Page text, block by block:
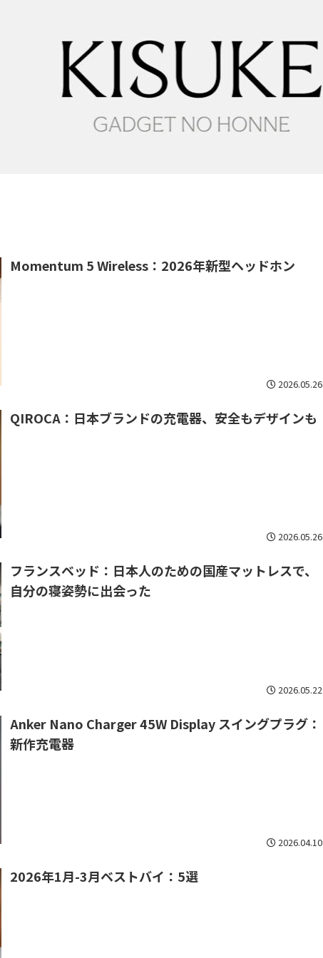
Momentum 5 Wireless：2026年新型ヘッドホン
2026.05.26
QIROCA：日本ブランドの充電器、安全もデザインも
2026.05.26
フランスベッド：日本人のための国産マットレスで、
自分の寝姿勢に出会った
2026.05.22
Anker Nano Charger 45W Display スイングプラグ：
新作充電器
2026.04.10
2026年1月-3月ベストバイ：5選